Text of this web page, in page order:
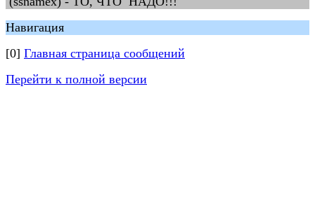
Навигация
[0] Главная страница сообщений
Перейти к полной версии